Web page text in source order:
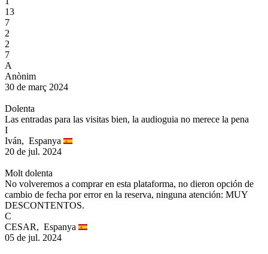
13
7
2
2
7
A
Anònim
30 de març 2024
Dolenta
Las entradas para las visitas bien, la audioguia no merece la pena
I
Iván, Espanya
20 de jul. 2024
Molt dolenta
No volveremos a comprar en esta plataforma, no dieron opción de
cambio de fecha por error en la reserva, ninguna atención: MUY
DESCONTENTOS.
C
CESAR, Espanya
05 de jul. 2024